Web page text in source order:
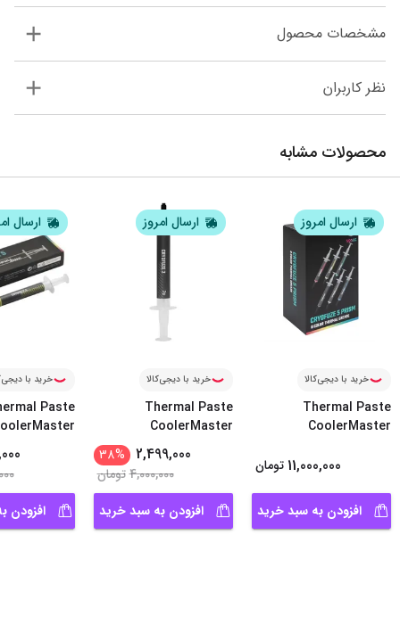
مشخصات محصول
نظر کاربران
محصولات مشابه
ارسال امروز
خرید با دیجی‌کالا
Thermal Paste
CoolerMaster
11,000,000 تومان
افزودن به سبد خرید
ارسال امروز
خرید با دیجی‌کالا
Thermal Paste
CoolerMaster
CRYOFUZE 7
...
2,499,000
%
38
4,000,000تومان
افزودن به سبد خرید
ارسال
خرید با
Paste
افزودن